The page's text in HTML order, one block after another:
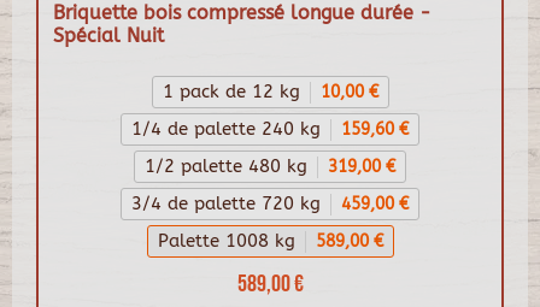
Briquette bois compressé longue durée -
Spécial Nuit
589,00 €
1 pack de 12 kg 10,00 €
1/4 de palette 240 kg 159,60 €
1/2 palette 480 kg 319,00 €
3/4 de palette 720 kg 459,00 €
Palette 1008 kg 589,00 €